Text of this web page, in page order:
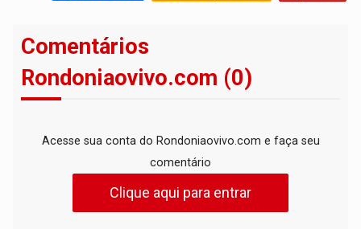
Comentários
Rondoniaovivo.com (0)
Acesse sua conta do Rondoniaovivo.com e faça seu
comentário
Clique aqui para entrar